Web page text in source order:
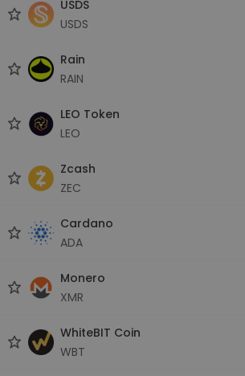
USDS
USDS
Rain
RAIN
LEO Token
LEO
Zcash
ZEC
Cardano
ADA
Monero
XMR
WhiteBIT Coin
WBT